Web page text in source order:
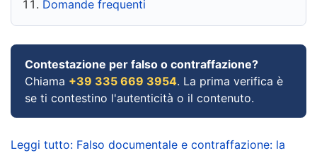
Domande frequenti
Contestazione per falso o contraffazione?
Chiama +39 335 669 3954. La prima verifica è
se ti contestino l'autenticità o il contenuto.
Leggi tutto: Falso documentale e contraffazione: la